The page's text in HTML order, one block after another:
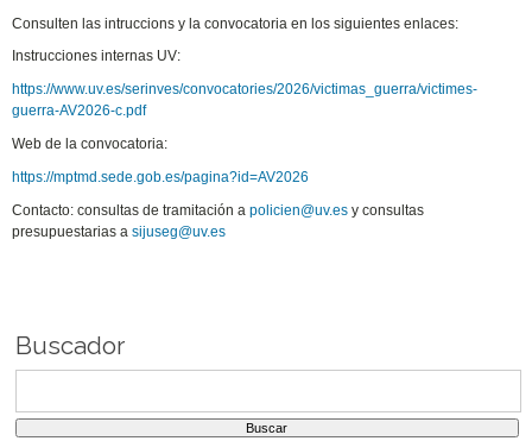
Consulten las intruccions y la convocatoria en los siguientes enlaces:
Instrucciones internas UV:
https://www.uv.es/serinves/convocatories/2026/victimas_guerra/victimes-
guerra-AV2026-c.pdf
Web de la convocatoria:
https://mptmd.sede.gob.es/pagina?id=AV2026
Contacto: consultas de tramitación apolicien@uv.es y consultas
presupuestarias asijuseg@uv.es
Buscador